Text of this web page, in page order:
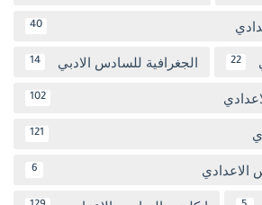
40
22 الجغرافية للسادس الادبي 14
102
121
الاعدادي 6